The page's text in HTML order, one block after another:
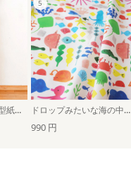
【ホームソーイング型紙シリーズ】No.064_ラップワイドパンツ ドロップみたいな海の中（ホワイト）
990 円